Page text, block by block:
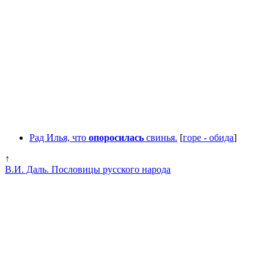
Рад Илья, что опоросилась свинья. [горе - обида]
↑
В.И. Даль. Пословицы русского народа